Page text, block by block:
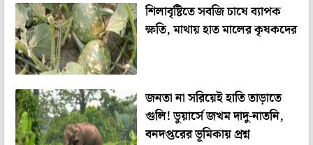
শিলাবৃষ্টিতে সবজি চাষে ব্যাপক
ক্ষতি, মাথায় হাত মালের কৃষকদের
জনতা না সরিয়েই হাতি তাড়াতে
গুলি! ডুয়ার্সে জখম দাদু-নাতনি,
বনদপ্তরের ভূমিকায় প্রশ্ন